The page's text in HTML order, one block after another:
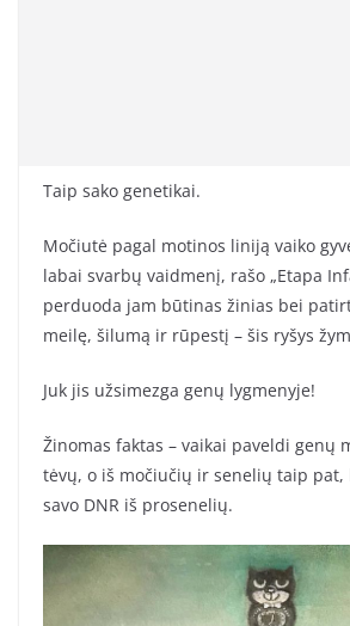
Taip sako genetikai.
Močiutė pagal motinos liniją vaiko
labai svarbų vaidmenį, rašo „Etapa
perduoda jam būtinas žinias bei
meilę, šilumą ir rūpestį – šis ryšys
Juk jis užsimezga genų lygmenyje!
Žinomas faktas – vaikai paveldi genų
tėvų, o iš močiučių ir senelių taip pat,
savo DNR iš prosenelių.